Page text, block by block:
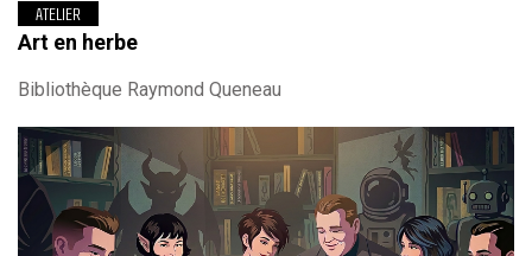
ATELIER
Art en herbe
Bibliothèque Raymond Queneau